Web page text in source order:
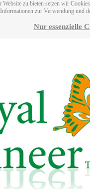
zu bieten setzen wir
zur Verwendung und
Nur essenzielle